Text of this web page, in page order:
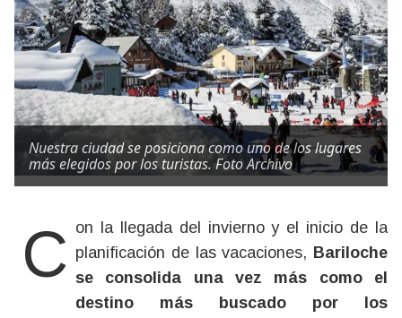
Nuestra ciudad se posiciona como uno de los lugares
más elegidos por los turistas. Foto Archivo
Con la llegada del invierno y el inicio de la planificación de las vacaciones, Bariloche
se consolida una vez más como el
destino más buscado por los